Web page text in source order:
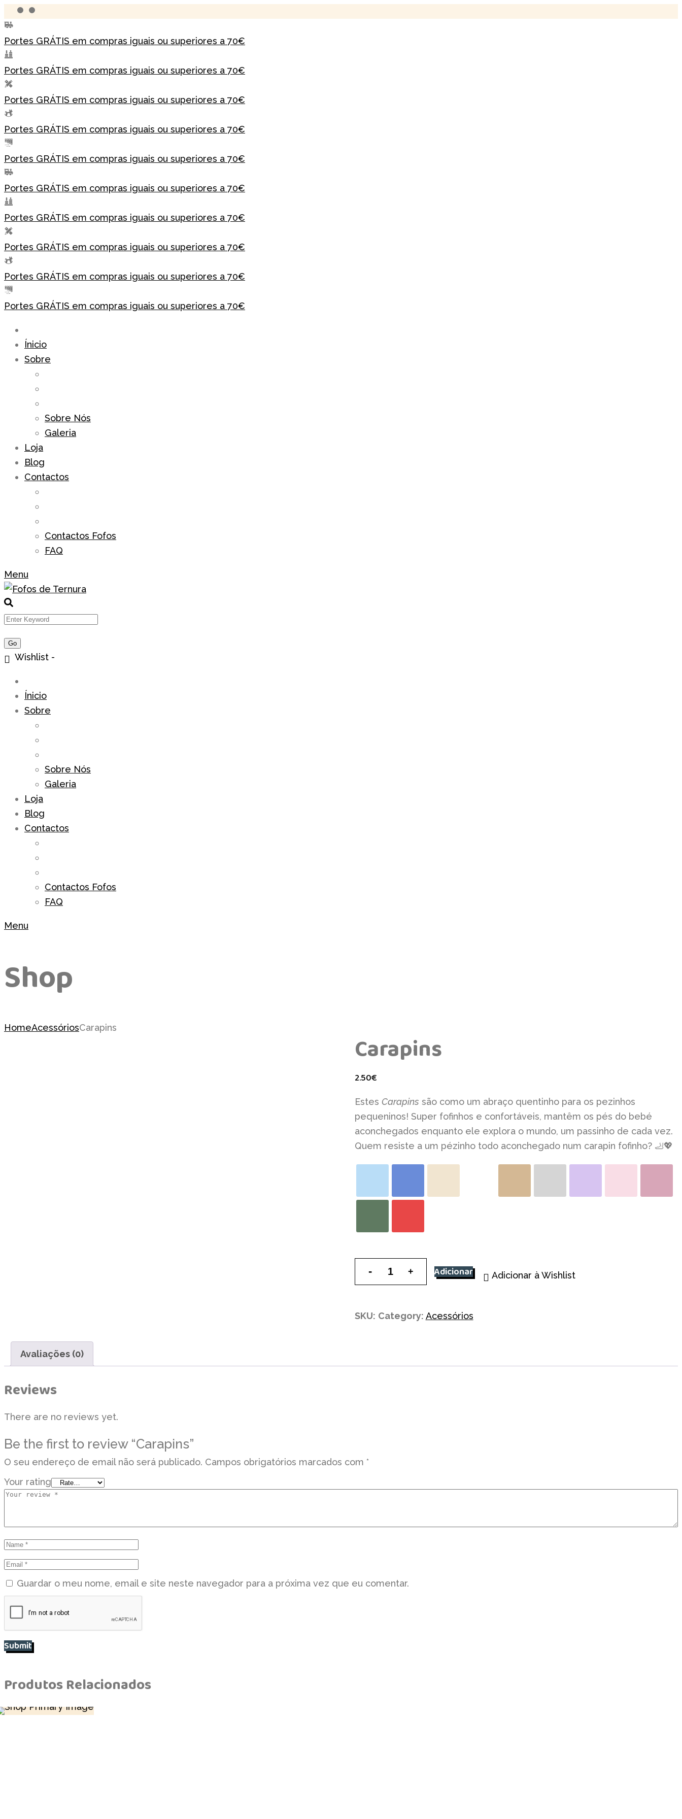
Skip
to
content
Portes GRÁTIS em compras iguais ou superiores a 70€
Portes GRÁTIS em compras iguais ou superiores a 70€
Portes GRÁTIS em compras iguais ou superiores a 70€
Portes GRÁTIS em compras iguais ou superiores a 70€
Portes GRÁTIS em compras iguais ou superiores a 70€
Portes GRÁTIS em compras iguais ou superiores a 70€
Portes GRÁTIS em compras iguais ou superiores a 70€
Portes GRÁTIS em compras iguais ou superiores a 70€
Portes GRÁTIS em compras iguais ou superiores a 70€
Portes GRÁTIS em compras iguais ou superiores a 70€
Ínicio
Sobre
Sobre Nós
Galeria
Loja
Blog
Contactos
Contactos Fofos
FAQ
Menu
Wishlist -
Ínicio
Sobre
Sobre Nós
Galeria
Loja
Blog
Contactos
Contactos Fofos
FAQ
Menu
Shop
HomeAcessóriosCarapins
Carapins
2.50€
Estes Carapins são como um abraço quentinho para os pezinhos
pequeninos! Super fofinhos e confortáveis, mantêm os pés do bebé
aconchegados enquanto ele explora o mundo, um passinho de cada vez.
Quem resiste a um pézinho todo aconchegado num carapin fofinho? 🦶💖
Carapins
Adicionar Adicionar à Wishlist
SKU: Category: Acessórios
Avaliações (0)
Reviews
There are no reviews yet.
Be the first to review “Carapins”
O seu endereço de email não será publicado. Campos obrigatórios marcados com *
Your rating
Guardar o meu nome, email e site neste navegador para a próxima vez que eu comentar.
Produtos Relacionados